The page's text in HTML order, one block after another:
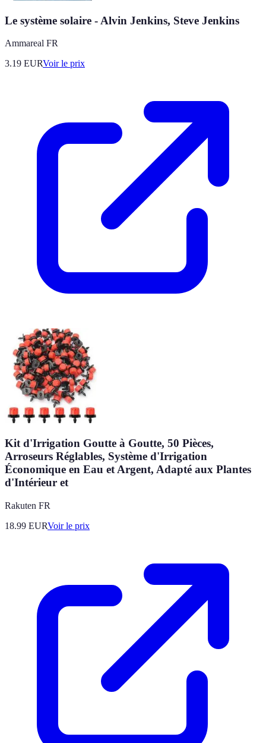
Le système solaire - Alvin Jenkins, Steve Jenkins
Ammareal FR
3.19 EURVoir le prix
Kit d'Irrigation Goutte à Goutte, 50 Pièces,
Arroseurs Réglables, Système d'Irrigation
Économique en Eau et Argent, Adapté aux Plantes
d'Intérieur et
Rakuten FR
18.99 EURVoir le prix